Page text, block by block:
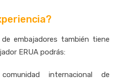
embajadores también tiene
ERUA podrás:
internacional de